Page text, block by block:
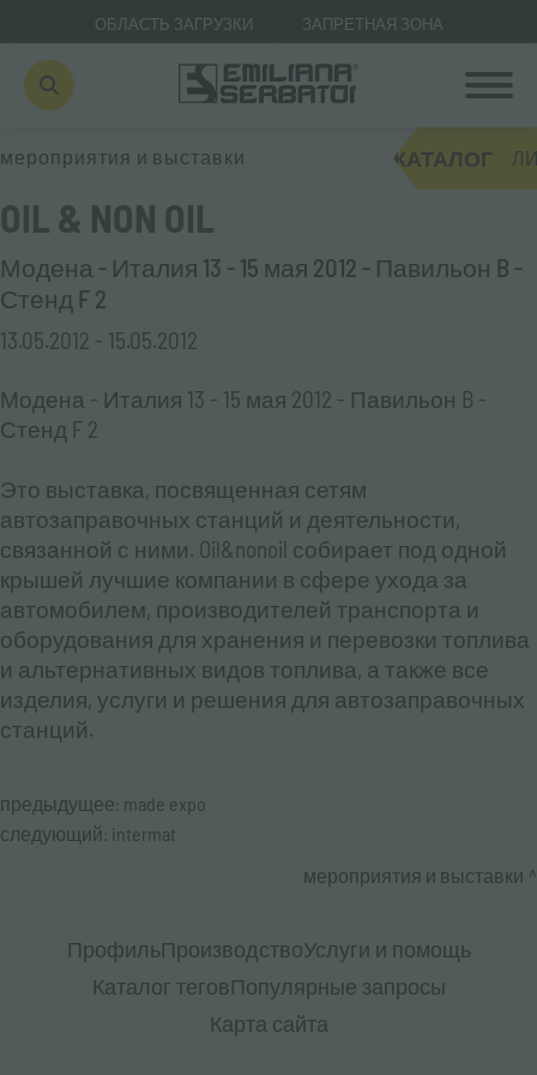
ОБЛАСТЬ ЗАГРУЗКИ ЗАПРЕТНАЯ ЗОНА
КАТАЛОГ
мероприятия и выставки
OIL & NON OIL
Модена - Италия 13 - 15 мая 2012 - Павильон B -
Стенд F 2
13.05.2012 - 15.05.2012
Модена - Италия 13 - 15 мая 2012 - Павильон B -
Стенд F 2
Это выставка, посвященная сетям
автозаправочных станций и деятельности,
связанной с ними. Oil&nonoil собирает под одной
крышей лучшие компании в сфере ухода за
автомобилем, производителей транспорта и
оборудования для хранения и перевозки топлива
и альтернативных видов топлива, а также все
изделия, услуги и решения для автозаправочных
станций.
предыдущее: made expo
следующий: intermat
мероприятия и выставки
ПрофильПроизводствоУслуги и помощь
Каталог теговПопулярные запросы
Карта сайта